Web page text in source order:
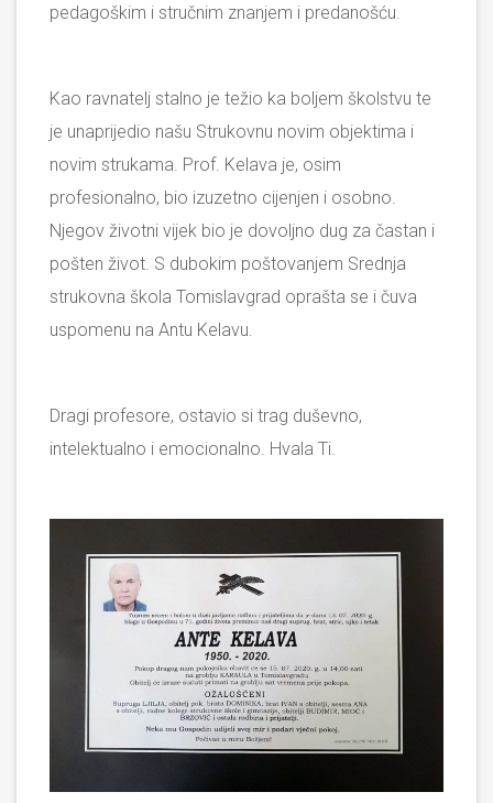
pedagoškim i stručnim znanjem i predanošću.
Kao ravnatelj stalno je težio ka boljem školstvu te
je unaprijedio našu Strukovnu novim objektima i
novim strukama. Prof. Kelava je, osim
profesionalno, bio izuzetno cijenjen i osobno.
Njegov životni vijek bio je dovoljno dug za častan i
pošten život. S dubokim poštovanjem Srednja
strukovna škola Tomislavgrad oprašta se i čuva
uspomenu na Antu Kelavu.
Dragi profesore, ostavio si trag duševno,
intelektualno i emocionalno. Hvala Ti.